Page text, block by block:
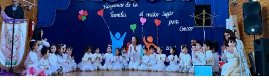
visto importantes incrementos de recursos en los
últimos años. En ese caso, se reporta una asignación de
$2.025.103.222 durante el actual periodo, lo que
representa un alza del 219% respecto al gobierno
anterior.Puerto Montt,por su parte, habría recibido un
involucrado.
preplica panerai watches
Este nuevo caso pone en evidencia la necesidad de
generar políticas públicas más inclusivas y respetuosas
de los derechos humanos, especialmente hacia los